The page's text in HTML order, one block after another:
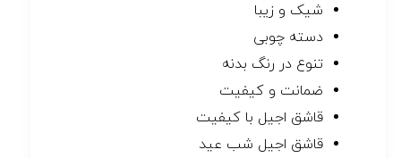
شیک و زیبا
دسته چوبی
تنوع در رنگ بدنه
ضمانت و کیفیت
قاشق اجیل با کیفیت
قاشق اجیل شب عید